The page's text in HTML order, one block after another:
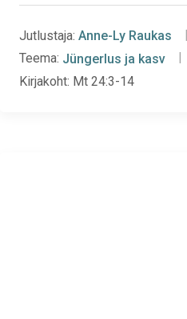
Jutlustaja: Anne-Ly Raukas
Teema: Jüngerlus ja kasv
Kirjakoht: Mt 24:3-14